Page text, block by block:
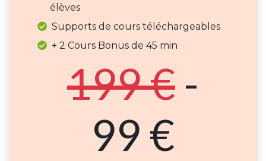
élèves
Supports de cours téléchargeables
+ 2 Cours Bonus de 45 min
199 € -
99 €